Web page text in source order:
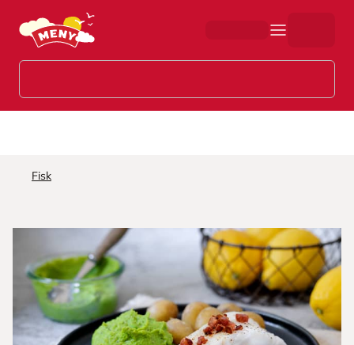
Hopp til hovedinnhold
Fisk